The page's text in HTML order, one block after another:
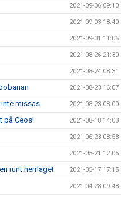
2021-09-06 09:10
2021-09-03 18:40
2021-09-01 11:05
2021-08-26 21:30
2021-08-24 08:31
2021-08-23 16:07
missas 2021-08-23 08:00
på Ceos! 2021-08-18 14:03
2021-06-23 08:58
2021-05-21 12:05
runt herrlaget 2021-05-17 17:15
2021-04-28 09:48